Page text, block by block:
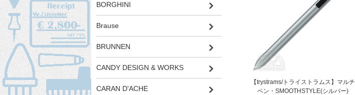
【trystrams/トライストラムス】マルチ
ペン・SMOOTHSTYLE(シルバー)
BORGHINI
Brause
BRUNNEN
CANDY DESIGN & WORKS
CARAN D'ACHE